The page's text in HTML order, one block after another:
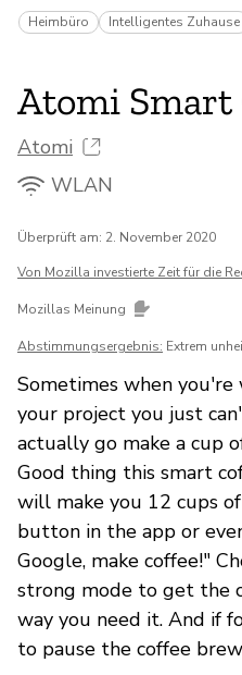
Heimbüro Intelligentes Zuhause
Atomi Smart
Atomi
WLAN
Überprüft am: 2. November 2020
Von Mozilla investierte Zeit für die
Mozillas Meinung
Abstimmungsergebnis: Extrem
Sometimes when
your project you just
actually go make a cup
Good thing this smart
will make you 12 cups
button in the app or
Google, make coffee!"
strong mode to get the
way you need it. And if
to pause the coffee